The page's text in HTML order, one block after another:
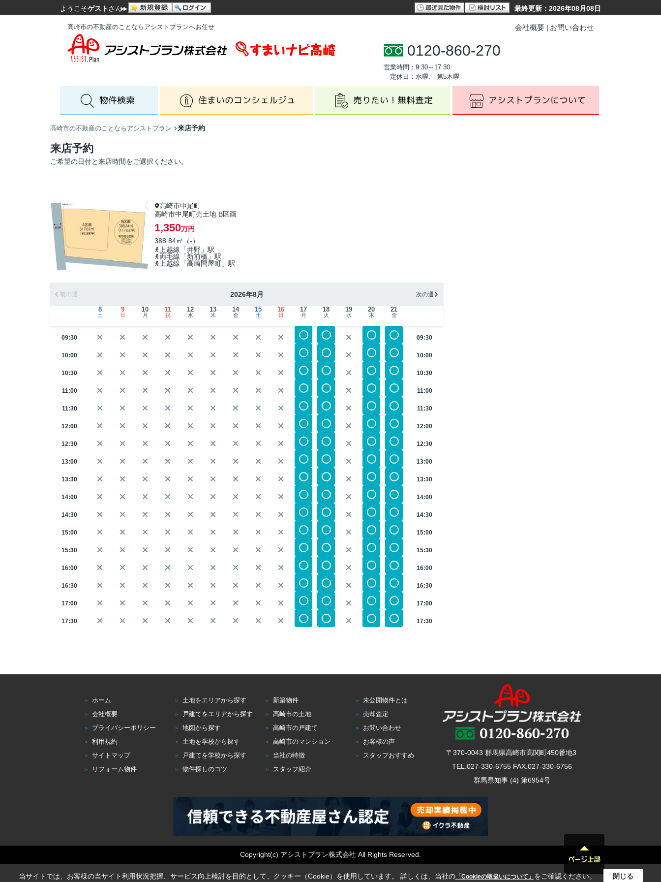
ようこそゲスト さん 最終更新：2026年08月08日
高崎市の不動産のことならアシストプランへお任せ 会社概要 お問い合わせ
0120-860-270
営業時間：9:30～17:30
定休日：水曜、 第5木曜
高崎市の不動産のことならアシストプラン 来店予約
来店予約
ご希望の日付と来店時間をご選択ください。
高崎市中尾町
高崎市中尾町売土地 B区画
1,350万円
388.84㎡（-）
上越線「井野」駅
両毛線「新前橋」駅
上越線「高崎問屋町」駅
前の週 2026年8月 次の週
8
土
9
日
10
月
11
祝
12
水
13
木
14
金
15
土
16
日
17
月
18
火
19
水
20
木
21
金
09:30 09:30
10:00 10:00
10:30 10:30
11:00 11:00
11:30 11:30
12:00 12:00
12:30 12:30
13:00 13:00
13:30 13:30
14:00 14:00
14:30 14:30
15:00 15:00
15:30 15:30
16:00 16:00
16:30 16:30
17:00 17:00
17:30 17:30
ホーム 土地をエリアから探す 新築物件
未公開物件とは
会社概要
戸建てをエリアから探す 高崎市の土地
売却査定
プライバシーポリシー
地図から探す 高崎市の戸建て
お問い合わせ
利用規約
土地を学校から探す 高崎市のマンション
お客様の声
サイトマップ
戸建てを学校から探す 当社の特徴
スタッフおすすめ
リフォーム物件
物件探しのコツ スタッフ紹介
〒370-0043 群馬県高崎市高関町450番地3
TEL.027-330-6755 FAX.027-330-6756
群馬県知事 (4) 第6954号
Copyright(c) アシストプラン株式会社 All Rights Reserved.
当サイトでは、お客様の当サイト利用状況把握、サービス向上検討を目的として、クッキー（Cookie）を使用しています。 詳しくは、当社の「Cookieの取扱いについて」 をご確認ください。 閉じる